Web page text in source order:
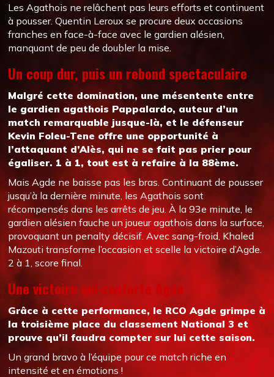
Les Agathois ne relâchent pas leurs efforts et continuent
à pousser. Quentin Leroux se procure deux occasions
franches en face-à-face avec le gardien alésien,
manquant de peu de doubler la mise.
Un coup dur, puis un rebond spectaculaire
Malgré cette domination, une mésentente entre
le gardien agathois Pappalardo, auteur d’un
match remarquable jusque-là, et le défenseur
Kevin Foleu-Tene offre une opportunité à
l’attaquant d’Alès, qui ne se fait pas prier pour
égaliser. 1 à 1, tout est à refaire à la 88ème.
Mais Agde ne baisse pas les bras. Continuant de pousser
jusqu’à la dernière minute, les Agathois sont
récompensés dans les arrêts de jeu. À la 93e minute, le
gardien alésien fauche un joueur agathois dans la surface,
provoquant un penalty décisif. Avec sang-froid, Khaled
Mazouti transforme l’occasion et scelle la victoire d’Agde.
2 à 1, score final.
Une victoire qui conforte Agde
Grâce à cette performance, le RCO Agde grimpe à
la troisième place du classement National 3 et
prouve qu’il faudra compter sur lui cette saison.
Un grand bravo à l’équipe pour ce match riche en
intensité et en émotions !